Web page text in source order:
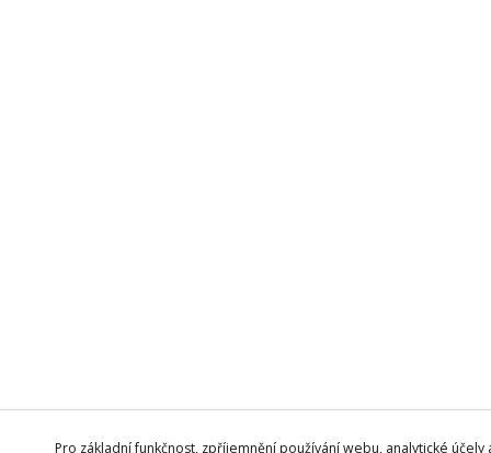
Pro základní funkčnost, zpříjemnění používání webu, analytické